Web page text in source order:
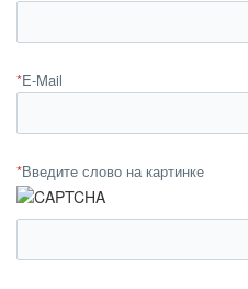
*E-Mail
*Введите слово на картинке